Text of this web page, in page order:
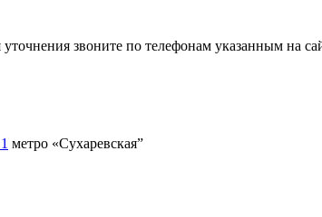
звоните по телефонам указанным на
метро «Сухаревская”